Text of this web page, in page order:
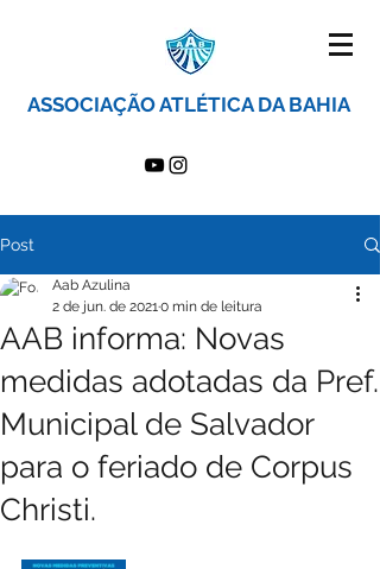
ASSOCIAÇÃO ATLÉTICA DA BAHIA
Post
AAB informa: Novas
medidas adotadas da Pref.
Municipal de Salvador
para o feriado de Corpus
Christi.
Aab Azulina
2 de jun. de 20210 min de leitura